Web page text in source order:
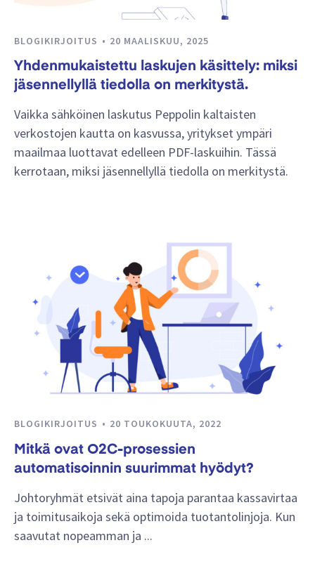
BLOGIKIRJOITUS 20 MAALISKUU, 2025
Yhdenmukaistettu laskujen käsittely: miksi
jäsennellyllä tiedolla on merkitystä.
Vaikka sähköinen laskutus Peppolin kaltaisten
verkostojen kautta on kasvussa, yritykset ympäri
maailmaa luottavat edelleen PDF-laskuihin. Tässä
kerrotaan, miksi jäsennellyllä tiedolla on merkitystä.
BLOGIKIRJOITUS 20 TOUKOKUUTA, 2022
Mitkä ovat O2C-prosessien
automatisoinnin suurimmat hyödyt?
Johtoryhmät etsivät aina tapoja parantaa kassavirtaa
ja toimitusaikoja sekä optimoida tuotantolinjoja. Kun
saavutat nopeamman ja ...